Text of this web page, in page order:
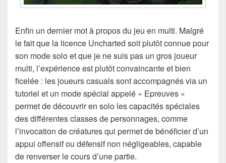
Enfin un dernier mot à propos du jeu en multi. Malgré
le fait que la licence Uncharted soit plutôt connue pour
son mode solo et que je ne suis pas un gros joueur
multi, l’expérience est plutôt convaincante et bien
ficelée : les joueurs casuals sont accompagnés via un
tutoriel et un mode spécial appelé « Epreuves »
permet de découvrir en solo les capacités spéciales
des différentes classes de personnages, comme
l’invocation de créatures qui permet de bénéficier d’un
appui offensif ou défensif non négligeables, capable
de renverser le cours d’une partie.